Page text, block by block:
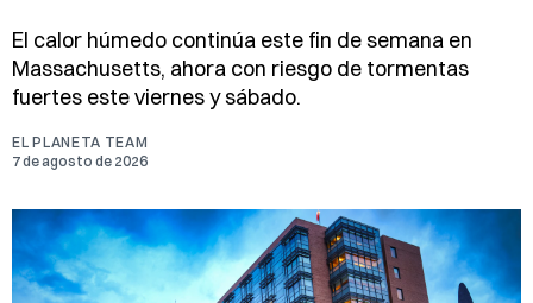
El calor húmedo continúa este fin de semana en
Massachusetts, ahora con riesgo de tormentas
fuertes este viernes y sábado.
EL PLANETA TEAM
7 de agosto de 2026